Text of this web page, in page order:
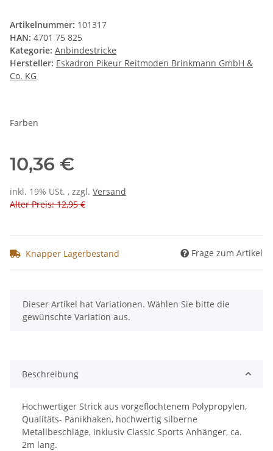
Artikelnummer: 101317
HAN: 4701 75 825
Kategorie: Anbindestricke
Hersteller: Eskadron Pikeur Reitmoden Brinkmann GmbH &
Co. KG
Farben
10,36 €
inkl. 19% USt. , zzgl. Versand
Alter Preis: 12,95 €
Knapper Lagerbestand Frage zum Artikel
x
Dieser Artikel hat Variationen. Wählen Sie bitte die
gewünschte Variation aus.
Beschreibung
Hochwertiger Strick aus vorgeflochtenem Polypropylen,
Qualitäts- Panikhaken, hochwertig silberne
Metallbeschläge, inklusiv Classic Sports Anhänger, ca.
2m lang.